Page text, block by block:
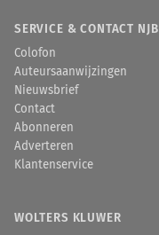
SERVICE & CONTACT NJB
Colofon
Auteursaanwijzingen
Nieuwsbrief
Contact
Abonneren
Adverteren
Klantenservice
WOLTERS KLUWER